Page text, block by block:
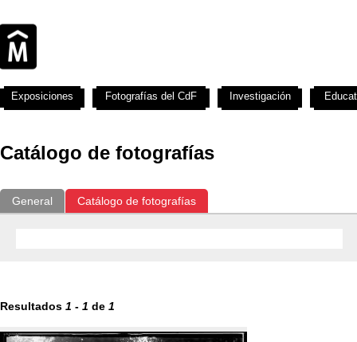
Catálogo de fotografías
General Catálogo de fotografías
Resultados 1 - 1 de 1
Exposiciones Fotografías del CdF Investigación